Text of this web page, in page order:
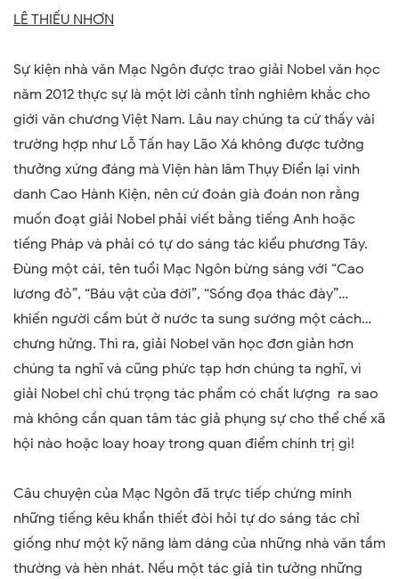
LÊ THIẾU NHƠN
Sự kiện nhà văn Mạc Ngôn được trao giải Nobel văn học
năm 2012 thực sự là một lời cảnh tỉnh nghiêm khắc cho
giới văn chương Việt Nam. Lâu nay chúng ta cứ thấy vài
trường hợp như Lỗ Tấn hay Lão Xá không được tưởng
thưởng xứng đáng mà Viện hàn lâm Thụy Điển lại vinh
danh Cao Hành Kiện, nên cứ đoán già đoán non rằng
muốn đoạt giải Nobel phải viết bằng tiếng Anh hoặc
tiếng Pháp và phải có tự do sáng tác kiểu phương Tây.
Đùng một cái, tên tuổi Mạc Ngôn bừng sáng với “Cao
lương đỏ”, “Báu vật của đời”, “Sống đọa thác đày”…
khiến người cầm bút ở nước ta sung sướng một cách…
chưng hửng. Thì ra, giải Nobel văn học đơn giản hơn
chúng ta nghĩ và cũng phức tạp hơn chúng ta nghĩ, vì
giải Nobel chỉ chú trọng tác phẩm có chất lượng ra sao
mà không cần quan tâm tác giả phụng sự cho thể chế xã
hội nào hoặc loay hoay trong quan điểm chính trị gì!
Câu chuyện của Mạc Ngôn đã trực tiếp chứng minh
những tiếng kêu khẩn thiết đòi hỏi tự do sáng tác chỉ
giống như một kỹ năng làm dáng của những nhà văn tầm
thường và hèn nhát. Nếu một tác giả tin tưởng những